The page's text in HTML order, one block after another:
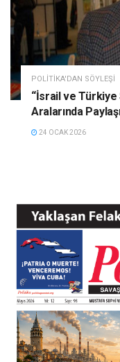
POLITIKA'DAN SÖYLEŞI
“İsrail ve Türkiye
Aralarında
24 OCAK 2026